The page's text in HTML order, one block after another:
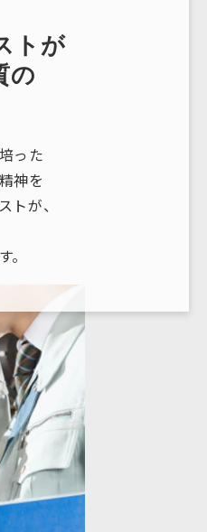
トが
の
った
神を
トが、